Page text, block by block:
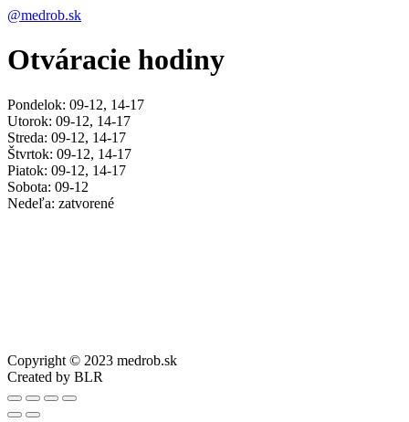
@medrob.sk
Otváracie hodiny
Pondelok: 09-12, 14-17
Utorok: 09-12, 14-17
Streda: 09-12, 14-17
Štvrtok: 09-12, 14-17
Piatok: 09-12, 14-17
Sobota: 09-12
Nedeľa: zatvorené
Copyright © 2023 medrob.sk
Created by BLR